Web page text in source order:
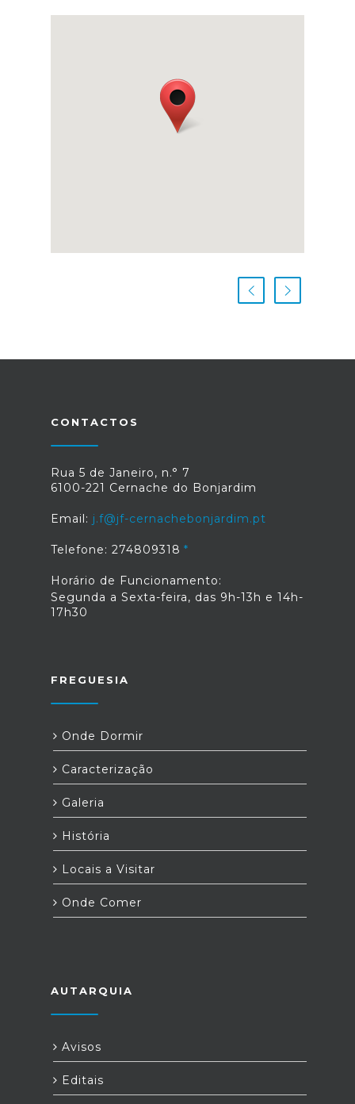
CONTACTOS
Rua 5 de Janeiro, n.° 7
6100-221 Cernache do Bonjardim
Email: j.f@jf-cernachebonjardim.pt
Telefone: 274809318
Horário de Funcionamento:
Segunda a Sexta-feira, das 9h-13h e 14h-
17h30
FREGUESIA
Onde Dormir
Caracterização
Galeria
História
Locais a Visitar
Onde Comer
AUTARQUIA
Avisos
Editais